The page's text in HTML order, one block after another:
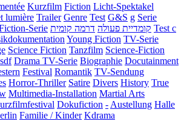
Kurzfilm Fiction Licht-Spektakel
lumière Trailer Genre Test G&S g Serie
Serie קומדיית פעולה דרמה קומית
Test c
Young Fiction TV-Serie
Science Fiction Tanzfilm Science-Fiction
sdf Drama TV-Serie Biographie Docutainment
Festival Romantik TV-Sendung
Horror-Thriller Satire Divers History True
Multimedia-Installation Martial Arts
Dokufiction - Austellung Halle
Familie / Kinder Kdrama